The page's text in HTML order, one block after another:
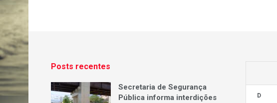
Posts recentes
Secretaria de Segurança
Pública informa interdições
D